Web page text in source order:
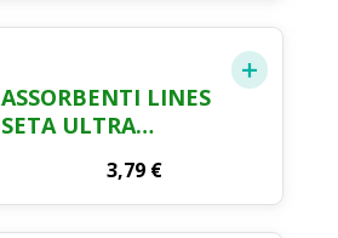
ASSORBENTI LINES
SETA ULTRA
LEGGERI X 16
3,79 €